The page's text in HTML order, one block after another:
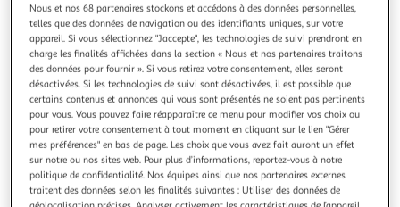
Illustration
précédente
Illustration
suivante
4.9 (8)
ADEQWAT
Batterie externe 20 000 mAh Power Delivery 65W
La durée de garantie est de 5 ans. Les + de ce modèle
Avantage Grâce à sa capacité de 74 Wh, cette batterie
Nous et nos 68 partenaires stockons et accédons à des données personnelles,
telles que des données de navigation ou des identifiants uniques, sur votre
appareil. Si vous sélectionnez "J'accepte", les technologies de suivi prendront en
charge les finalités affichées dans la section « Nous et nos partenaires traitons
des données pour fournir ». Si vous retirez votre consentement, elles seront
désactivées. Si les technologies de suivi sont désactivées, il est possible que
certains contenus et annonces qui vous sont présentés ne soient pas pertinents
pour vous. Vous pouvez faire réapparaître ce menu pour modifier vos choix ou
pour retirer votre consentement à tout moment en cliquant sur le lien "Gérer
mes préférences" en bas de page. Les choix que vous avez fait auront un effet
sur notre ou nos sites web. Pour plus d’informations, reportez-vous à notre
politique de confidentialité. Nos équipes ainsi que nos partenaires externes
traitent des données selon les finalités suivantes : Utiliser des données de